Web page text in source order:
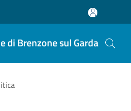
di Brenzone sul Garda